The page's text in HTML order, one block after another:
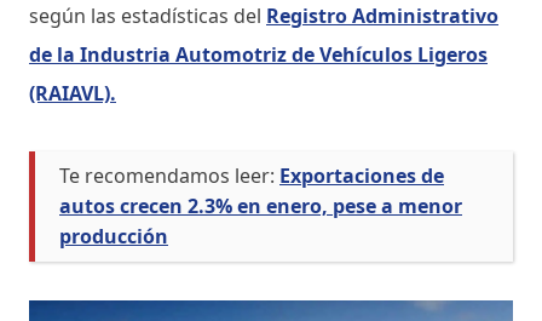
según las estadísticas del Registro Administrativo
de la Industria Automotriz de Vehículos Ligeros
(RAIAVL).
Te recomendamos leer: Exportaciones de
autos crecen 2.3% en enero, pese a menor
producción